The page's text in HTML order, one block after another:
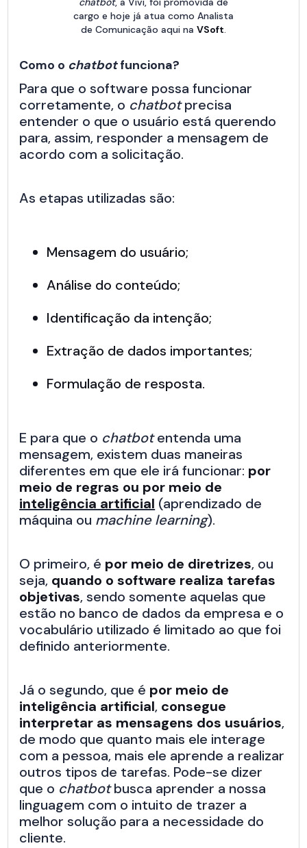
cargo e hoje já atua como Analista
de Comunicação aqui na VSoft.
Como o chatbotfunciona?
Para que o software possa funcionar
corretamente, o chatbotprecisa
entender o que o usuário está querendo
para, assim, responder a mensagem de
acordo com a solicitação.
As etapas utilizadas são:
Mensagem do usuário;
Análise do conteúdo;
Identificação da intenção;
Extração de dados importantes;
Formulação de resposta.
E para que o chatbotentenda uma
mensagem, existem duas maneiras
diferentes em que ele irá funcionar: por
meio de regras ou por meio de
inteligência artificial (aprendizado de
máquina ou machine learning).
O primeiro, é por meio de diretrizes, ou
seja, quando o software realiza tarefas
objetivas, sendo somente aquelas que
estão no banco de dados da empresa e o
vocabulário utilizado é limitado ao que foi
definido anteriormente.
Já o segundo, que é por meio de
inteligência artificial, consegue
interpretar as mensagens dos usuários,
de modo que quanto mais ele interage
com a pessoa, mais ele aprende a realizar
outros tipos de tarefas. Pode-se dizer
que o chatbotbusca aprender a nossa
linguagem com o intuito de trazer a
melhor solução para a necessidade do
cliente.